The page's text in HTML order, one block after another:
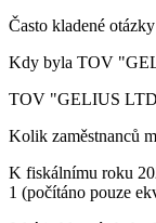
Často kladené otázky
Kdy byla TOV
TOV "GELIUS
Kolik zaměstnanců
K fiskálnímu roku
1 (počítáno pouze